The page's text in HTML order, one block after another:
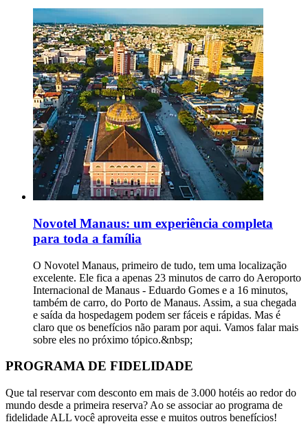
Novotel Manaus: um experiência completa
para toda a família
O Novotel Manaus, primeiro de tudo, tem uma localização
excelente. Ele fica a apenas 23 minutos de carro do Aeroporto
Internacional de Manaus - Eduardo Gomes e a 16 minutos,
também de carro, do Porto de Manaus. Assim, a sua chegada
e saída da hospedagem podem ser fáceis e rápidas. Mas é
claro que os benefícios não param por aqui. Vamos falar mais
sobre eles no próximo tópico.&nbsp;
PROGRAMA DE FIDELIDADE
Que tal reservar com desconto em mais de 3.000 hotéis ao redor do
mundo desde a primeira reserva? Ao se associar ao programa de
fidelidade ALL você aproveita esse e muitos outros benefícios!